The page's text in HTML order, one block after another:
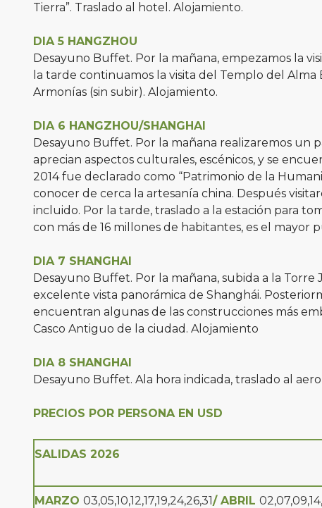
Tierra”. Traslado al hotel. Alojamiento.
DIA 5 HANGZHOU
Desayuno Buffet. Por la mañana, empezamos la
la tarde continuamos la visita del Templo del
Armonías (sin subir). Alojamiento.
DIA 6 HANGZHOU/SHANGHAI
Desayuno Buffet. Por la mañana realizaremos un
aprecian aspectos culturales, escénicos, y se
2014 fue declarado como “Patrimonio de la
conocer de cerca la artesanía china. Después
incluido. Por la tarde, traslado a la estación para
con más de 16 millones de habitantes, es el
DIA 7 SHANGHAI
Desayuno Buffet. Por la mañana, subida a la
excelente vista panorámica de Shanghái.
encuentran algunas de las construcciones más
Casco Antiguo de la ciudad. Alojamiento
DIA 8 SHANGHAI
Desayuno Buffet. Ala hora indicada, traslado al
PRECIOS POR PERSONA EN USD
SALIDAS 2026
MARZO 03,05,10,12,17,19,24,26,31/ ABRIL